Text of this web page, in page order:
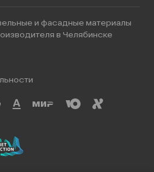
и фасадные материалы
в Челябинске